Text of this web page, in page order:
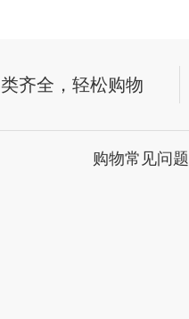
齐全，轻松购物
购物常见问题